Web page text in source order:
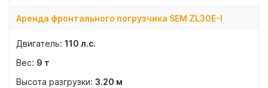
Аренда фронтального погрузчика SEM ZL30E-I
110 л.с.
9 т
3.20 м